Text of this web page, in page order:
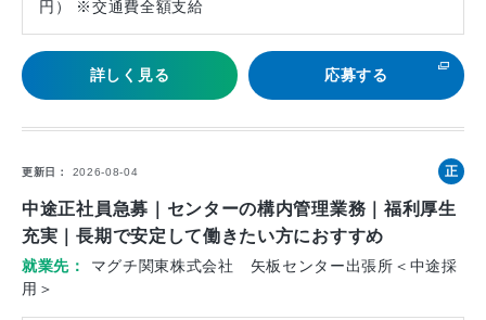
円） ※交通費全額支給
詳しく見る 応募する
更新日 2026-08-04
正
社
中途正社員急募｜センターの構内管理業務｜福利厚生
充実｜長期で安定して働きたい方におすすめ
就業先
マグチ関東株式会社 矢板センター出張所＜中途採
用＞